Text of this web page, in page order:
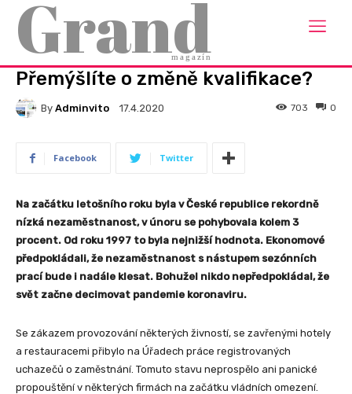
Grand
magazín
Domů Finance
FINANCE
Přemýšlíte o změně kvalifikace?
By Adminvito 17.4.2020 0
703
Facebook Twitter
Na začátku letošního roku byla v České republice rekordně
nízká nezaměstnanost, v únoru se pohybovala kolem 3
procent. Od roku 1997 to byla nejnižší hodnota. Ekonomové
předpokládali, že nezaměstnanost s nástupem sezónních
prací bude i nadále klesat. Bohužel nikdo nepředpokládal, že
svět začne decimovat pandemie koronaviru.
Se zákazem provozování některých živností, se zavřenými hotely
a restauracemi přibylo na Úřadech práce registrovaných
uchazečů o zaměstnání. Tomuto stavu neprospělo ani panické
propouštění v některých firmách na začátku vládních omezení.